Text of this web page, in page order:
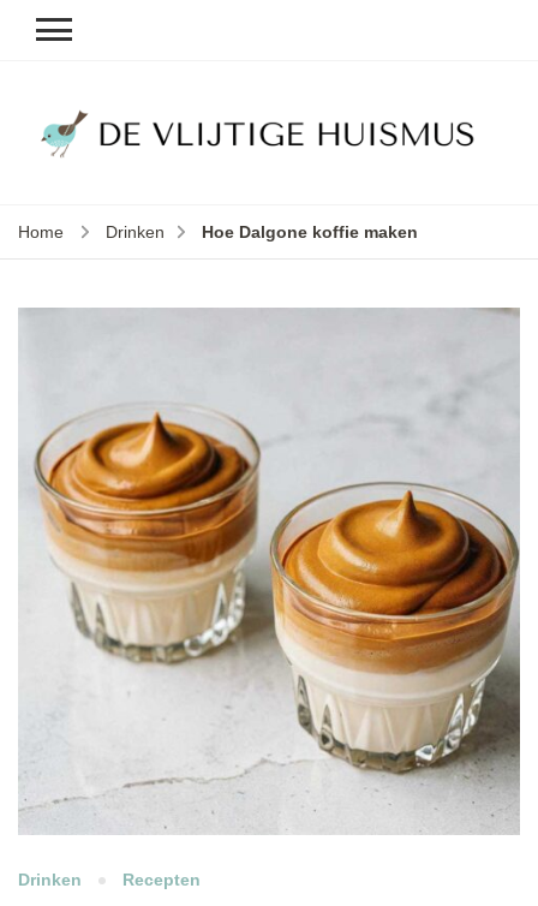
Home Drinken Hoe Dalgone koffie maken
Drinken Recepten